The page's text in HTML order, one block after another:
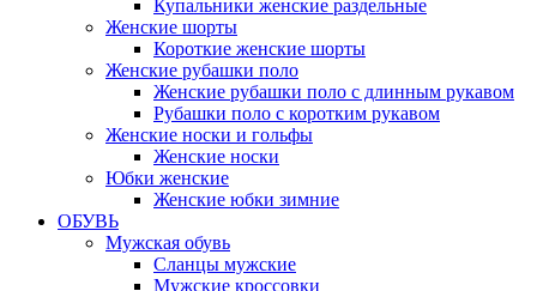
Купальники женские раздельные
Женские шорты
Короткие женские шорты
Женские рубашки поло
Женские рубашки поло с длинным рукавом
Рубашки поло с коротким рукавом
Женские носки и гольфы
Женские носки
Юбки женские
Женские юбки зимние
ОБУВЬ
Мужская обувь
Сланцы мужские
Мужские кроссовки